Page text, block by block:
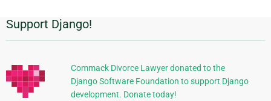
附
加
信
息
Support Django!
Commack Divorce Lawyer donated to the
Django Software Foundation to support Django
development. Donate today!